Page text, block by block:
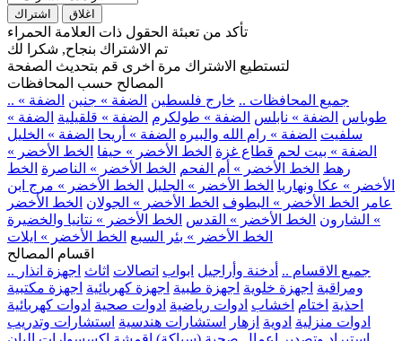
اشتراك اغلاق
تأكد من تعبئة الحقول ذات العلامة الحمراء
تم الاشتراك بنجاح, شكرا لك
لتستطيع الاشتراك مرة اخرى قم بتحديث الصفحة
المصالح حسب المحافظات
.. جميع المحافظات .. خارج فلسطين الضفة » جنين الضفة »
طوباس الضفة » نابلس الضفة » طولكرم الضفة » قلقيلية الضفة »
سلفيت الضفة » رام الله والبيره الضفة » أريحا الضفة » الخليل
الضفة » بيت لحم قطاع غزة الخط الأخضر » حيفا الخط الأخضر »
رهط الخط الأخضر » أم الفحم الخط الأخضر » الناصرة الخط
الأخضر » عكا ونهاريا الخط الأخضر » الجليل الخط الأخضر » مرج ابن
عامر
الخط الأخضر » البطوف الخط الأخضر » الجولان الخط الأخضر
» الشارون الخط الأخضر » القدس الخط الأخضر » نتانيا والخضيرة
الخط الأخضر » بئر السبع الخط الأخضر » ايلات
اقسام المصالح
.. جميع الاقسام .. أدخنة وأراجيل ابواب اتصالات اثاث اجهزة انذار
ومراقبة اجهزة خلوية اجهزة طبية اجهزة كهربائية اجهزة مكتبية
احذية اختام اخشاب ادوات رياضية ادوات صحية ادوات كهربائية
ادوات منزلية ادوية ازهار استشارات هندسية استشارات وتدريب